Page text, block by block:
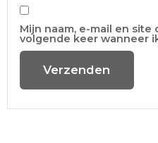
Mijn naam, e-mail en
volgende keer wanneer